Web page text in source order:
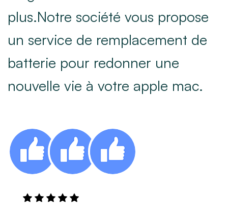
plus.Notre société vous propose
un service de remplacement de
batterie pour redonner une
nouvelle vie à votre apple mac.